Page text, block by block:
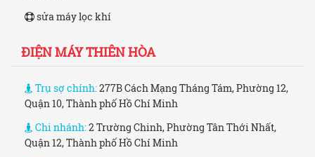
sửa máy lọc khí
ĐIỆN MÁY THIÊN HÒA
Trụ sợ chính:277B Cách Mạng Tháng Tám, Phường 12,
Quận 10, Thành phố Hồ Chí Minh
Chi nhánh:2 Trường Chinh, Phường Tân Thới Nhất,
Quận 12, Thành phố Hồ Chí Minh